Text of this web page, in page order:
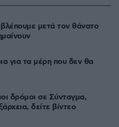
μετά τον θάνατο
για τα μέρη που δεν θα
δρόμοι σε Σύνταγμα,
δείτε βίντεο